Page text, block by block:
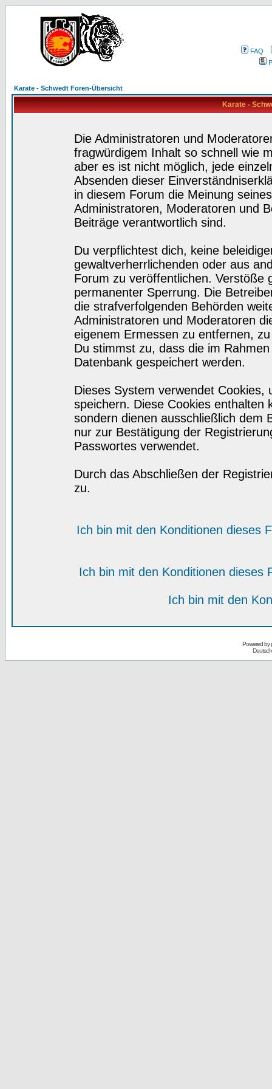
FAQ
Karate - Schwedt Foren-Übersicht
Karate -
Die Administratoren und
fragwürdigem Inhalt so schnell wie
aber es ist nicht möglich, jede
Absenden dieser
in diesem Forum die Meinung
Administratoren, Moderatoren und
Beiträge verantwortlich sind.
Du verpflichtest dich, keine
gewaltverherrlichenden oder aus
Forum zu veröffentlichen. Verstöße
permanenter Sperrung. Die
die strafverfolgenden Behörden
Administratoren und Moderatoren
eigenem Ermessen zu entfernen,
Du stimmst zu, dass die im
Datenbank gespeichert werden.
Dieses System verwendet
speichern. Diese Cookies enthalten
sondern dienen ausschließlich dem
nur zur Bestätigung der
Passwortes verwendet.
Durch das Abschließen der
zu.
Ich bin mit den Konditionen dieses
Ich bin mit den Konditionen dieses
Ich bin mit den
Powered by